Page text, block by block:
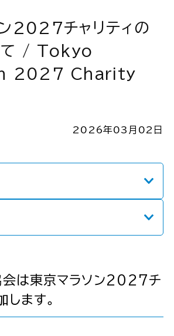
2027チャリティの
て / Tokyo
2027 Charity
2026年03月02日
会は東京マラソン2027チ
します。